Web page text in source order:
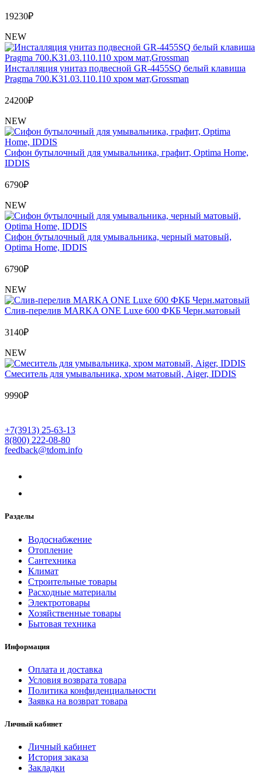
19230₽
NEW
Инсталляция унитаз подвесной GR-4455SQ белый клавиша
Pragma 700.K31.03.110.110 хром мат,Grossman
24200₽
NEW
Сифон бутылочный для умывальника, графит, Optima Home,
IDDIS
6790₽
NEW
Сифон бутылочный для умывальника, черный матовый,
Optima Home, IDDIS
6790₽
NEW
Слив-перелив MARKA ONE Luxe 600 ФКБ Черн.матовый
3140₽
NEW
Cмеситель для умывальника, хром матовый, Aiger, IDDIS
9990₽
+7(3913) 25-63-13
8(800) 222-08-80
feedback@tdom.info
Разделы
Водоснабжение
Отопление
Сантехника
Климат
Строительные товары
Расходные материалы
Электротовары
Хозяйственные товары
Бытовая техника
Информация
Оплата и доставка
Условия возврата товара
Политика конфиденциальности
Заявка на возврат товара
Личный кабинет
Личный кабинет
История заказа
Закладки